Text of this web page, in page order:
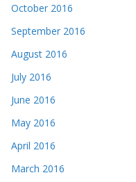
October 2016
September 2016
August 2016
July 2016
June 2016
May 2016
April 2016
March 2016